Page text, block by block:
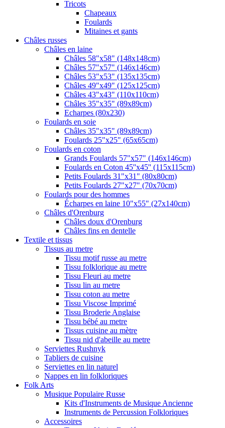
Tricots
Chapeaux
Foulards
Mitaines et gants
Châles russes
Châles en laine
Châles 58"x58" (148x148cm)
Châles 57"x57" (146x146cm)
Châles 53"x53" (135x135cm)
Châles 49"x49" (125x125cm)
Châles 43"x43" (110x110cm)
Châles 35"x35" (89x89cm)
Echarpes (80х230)
Foulards en soie
Châles 35"x35" (89x89cm)
Foulards 25"x25" (65x65cm)
Foulards en coton
Grands Foulards 57"x57" (146x146cm)
Foulards en Coton 45''x45'' (115x115cm)
Petits Foulards 31"x31" (80x80cm)
Petits Foulards 27"x27" (70x70cm)
Foulards pour des hommes
Écharpes en laine 10"x55" (27x140cm)
Châles d'Orenburg
Châles doux d'Orenburg
Châles fins en dentelle
Textile et tissus
Tissus au metre
Tissu motif russe au metre
Tissu folklorique au metre
Tissu Fleuri au metre
Tissu lin au metre
Tissu coton au metre
Tissu Viscose Imprimé
Tissu Broderie Anglaise
Tissu bébé au metre
Tissus cuisine au mètre
Tissu nid d'abeille au metre
Serviettes Rushnyk
Tabliers de cuisine
Serviettes en lin naturel
Nappes en lin folkloriques
Folk Arts
Musique Populaire Russe
Kits d'Instruments de Musique Ancienne
Instruments de Percussion Folkloriques
Accessoires